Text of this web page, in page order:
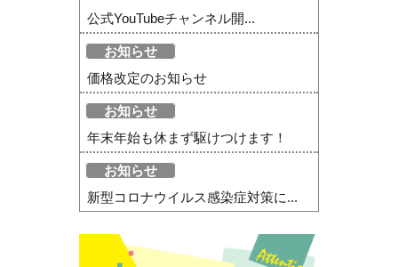
公式YouTubeチャンネル開...
お知らせ
価格改定のお知らせ
お知らせ
年末年始も休まず駆けつけます！
お知らせ
新型コロナウイルス感染症対策に...